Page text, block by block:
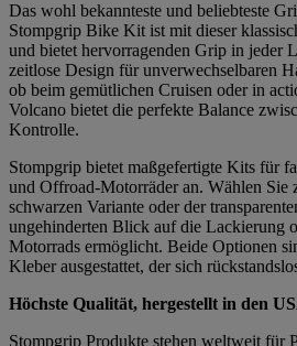
Das wohl bekannteste und beliebteste
Stompgrip Bike Kit ist mit dieser
und bietet hervorragenden Grip in jeder
zeitlose Design für unverwechselbaren
ob beim gemütlichen Cruisen oder in
Volcano bietet die perfekte Balance
Kontrolle.
Stompgrip bietet maßgefertigte Kits für
und Offroad-Motorräder an. Wählen Sie
schwarzen Variante oder der
ungehinderten Blick auf die Lackierung
Motorrads ermöglicht. Beide Optionen
Kleber ausgestattet, der sich
Höchste Qualität, hergestellt in den
Stompgrip Produkte stehen weltweit für